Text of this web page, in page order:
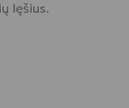
lęšius.